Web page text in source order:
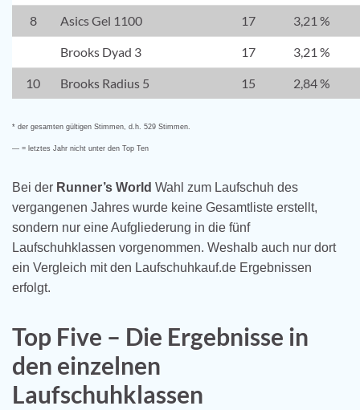
8 Asics Gel 1100 17 3,21 %
Brooks Dyad 3 17 3,21 %
10 Brooks Radius 5 15 2,84 %
* der gesamten gültigen Stimmen, d.h. 529 Stimmen.
— = letztes Jahr nicht unter den Top Ten
Bei der Runner’s World Wahl zum Laufschuh des
vergangenen Jahres wurde keine Gesamtliste erstellt,
sondern nur eine Aufgliederung in die fünf
Laufschuhklassen vorgenommen. Weshalb auch nur dort
ein Vergleich mit den Laufschuhkauf.de Ergebnissen
erfolgt.
Top Five – Die Ergebnisse in
den einzelnen
Laufschuhklassen